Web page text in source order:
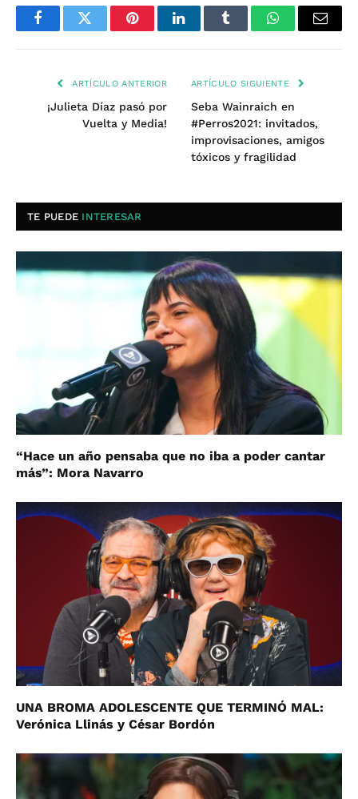
FacebookTwitter PinterestLinkedInTumblr WhatsAppEmail
ARTÍCULO ANTERIOR
¡Julieta Díaz pasó por
Vuelta y Media!
ARTÍCULO SIGUIENTE
Seba Wainraich en
#Perros2021: invitados,
improvisaciones, amigos
tóxicos y fragilidad
TE PUEDE INTERESAR
“Hace un año pensaba que no iba a poder cantar
más”: Mora Navarro
UNA BROMA ADOLESCENTE QUE TERMINÓ MAL:
Verónica Llinás y César Bordón